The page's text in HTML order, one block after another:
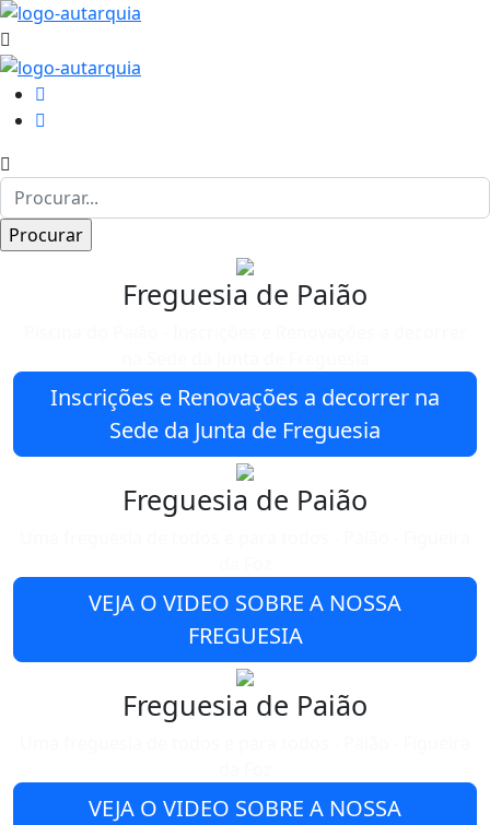
Freguesia de Paião
Inscrições e Renovações a decorrer na
Sede da Junta de Freguesia
Freguesia de Paião
VEJA O VIDEO SOBRE A NOSSA
FREGUESIA
Freguesia de Paião
VEJA O VIDEO SOBRE A NOSSA